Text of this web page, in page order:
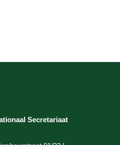
Secretariaat